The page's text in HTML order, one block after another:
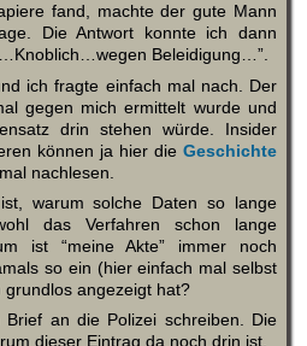
fand, machte der gute Mann
Die Antwort konnte ich dann
Beleidigung…”.
ich fragte einfach mal nach. Der
gegen mich ermittelt wurde und
drin stehen würde. Insider
können ja hier die Geschichte
nachlesen.
warum solche Daten so lange
das Verfahren schon lange
ist “meine Akte” immer noch
so ein (hier einfach mal selbst
angezeigt hat?
an die Polizei schreiben. Die
dieser Eintrag da noch drin ist.